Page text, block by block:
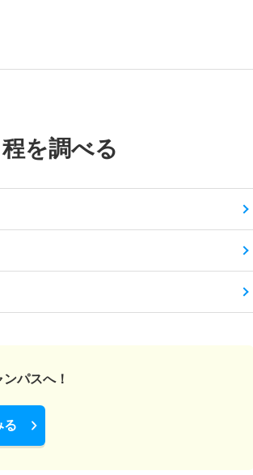
を調べる
パスへ！
る